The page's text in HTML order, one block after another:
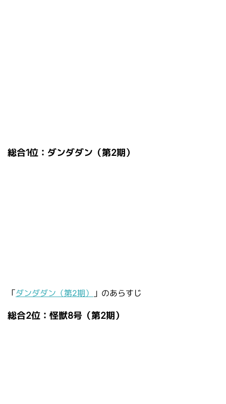
総合1位：ダンダダン（第2期）
「ダンダダン（第2期） 」のあらすじ
総合2位：怪獣8号（第2期）